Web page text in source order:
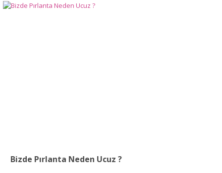
Bizde Pırlanta Neden Ucuz ?